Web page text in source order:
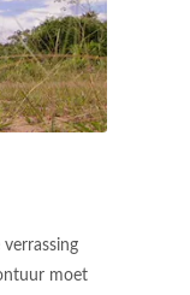
verrassing
moet